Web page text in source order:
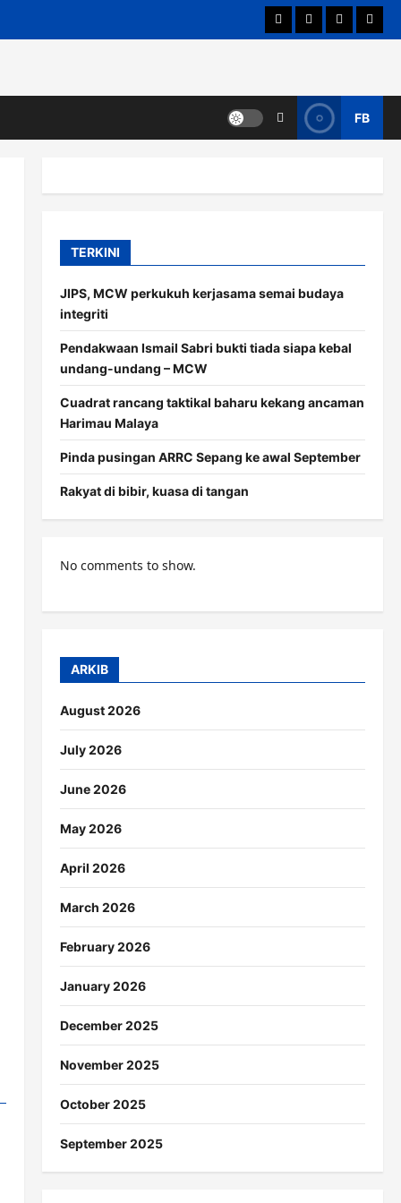
Hubungi Kami
Terma & Syarat
Dasar Privasi
FB
TERKINI
JIPS, MCW perkukuh kerjasama semai budaya
integriti
Pendakwaan Ismail Sabri bukti tiada siapa kebal
undang-undang – MCW
Cuadrat rancang taktikal baharu kekang ancaman
Harimau Malaya
Pinda pusingan ARRC Sepang ke awal September
Rakyat di bibir, kuasa di tangan
No comments to show.
ARKIB
August 2026
July 2026
June 2026
May 2026
April 2026
March 2026
February 2026
January 2026
December 2025
November 2025
October 2025
September 2025